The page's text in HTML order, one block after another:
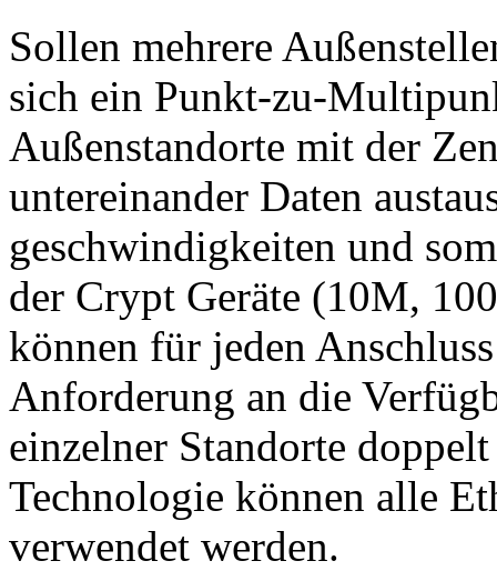
Sollen mehrere
sich ein Punkt-zu-
Außenstandorte mit der
untereinander Daten
geschwindigkeiten und
der Crypt Geräte (10M,
können für jeden
Anforderung an die
einzelner Standorte
Technologie können alle
verwendet werden.